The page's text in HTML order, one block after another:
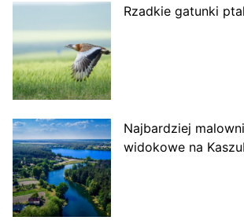
Rzadkie gatunki
Najbardziej
widokowe na